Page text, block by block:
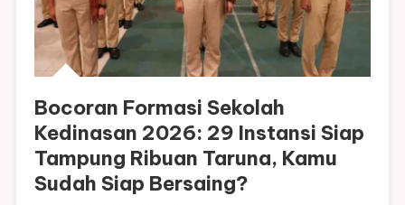
Bocoran Formasi Sekolah
Kedinasan 2026: 29 Instansi Siap
Tampung Ribuan Taruna, Kamu
Sudah Siap Bersaing?